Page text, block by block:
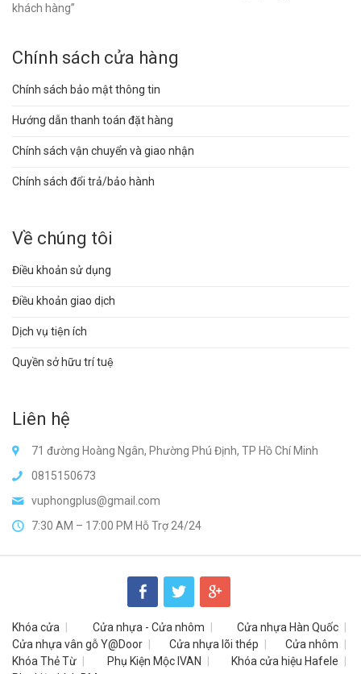
khách hàng”
Chính sách cửa hàng
Chính sách bảo mật thông tin
Hướng dẫn thanh toán đặt hàng
Chính sách vận chuyển và giao nhận
Chính sách đổi trả/bảo hành
Về chúng tôi
Điều khoản sử dụng
Điều khoản giao dịch
Dịch vụ tiện ích
Quyền sở hữu trí tuệ
Liên hệ
71 đường Hoàng Ngân, Phường Phú Định, TP Hồ Chí Minh
0815150673
vuphongplus@gmail.com
7:30 AM – 17:00 PM Hỗ Trợ 24/24
Khóa cửa Cửa nhựa - Cửa nhôm
Cửa nhựa Hàn Quốc
Cửa nhựa vân gỗ Y@Door
Cửa nhựa lõi thép
Cửa nhôm
Khóa Thẻ Từ
Phụ Kiện Mộc IVAN
Khóa cửa hiệu Hafele